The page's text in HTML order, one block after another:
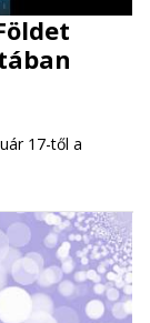
17-től a